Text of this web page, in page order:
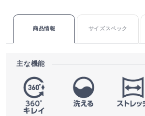
商品情報 サイズスペック
主な機能